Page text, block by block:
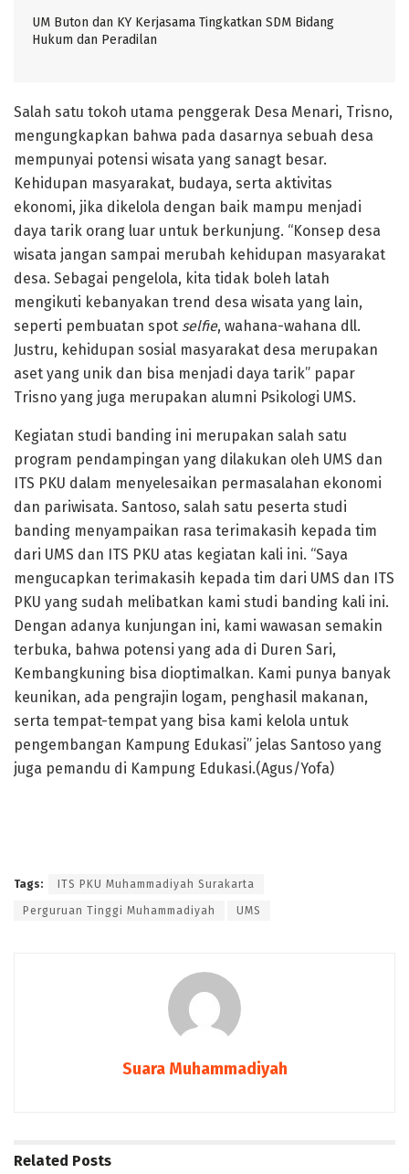
UM Buton dan KY Kerjasama Tingkatkan SDM Bidang
Hukum dan Peradilan
Salah satu tokoh utama penggerak Desa Menari, Trisno,
mengungkapkan bahwa pada dasarnya sebuah desa
mempunyai potensi wisata yang sanagt besar.
Kehidupan masyarakat, budaya, serta aktivitas
ekonomi, jika dikelola dengan baik mampu menjadi
daya tarik orang luar untuk berkunjung. “Konsep desa
wisata jangan sampai merubah kehidupan masyarakat
desa. Sebagai pengelola, kita tidak boleh latah
mengikuti kebanyakan trend desa wisata yang lain,
seperti pembuatan spot selfie, wahana-wahana dll.
Justru, kehidupan sosial masyarakat desa merupakan
aset yang unik dan bisa menjadi daya tarik” papar
Trisno yang juga merupakan alumni Psikologi UMS.
Kegiatan studi banding ini merupakan salah satu
program pendampingan yang dilakukan oleh UMS dan
ITS PKU dalam menyelesaikan permasalahan ekonomi
dan pariwisata. Santoso, salah satu peserta studi
banding menyampaikan rasa terimakasih kepada tim
dari UMS dan ITS PKU atas kegiatan kali ini. “Saya
mengucapkan terimakasih kepada tim dari UMS dan ITS
PKU yang sudah melibatkan kami studi banding kali ini.
Dengan adanya kunjungan ini, kami wawasan semakin
terbuka, bahwa potensi yang ada di Duren Sari,
Kembangkuning bisa dioptimalkan. Kami punya banyak
keunikan, ada pengrajin logam, penghasil makanan,
serta tempat-tempat yang bisa kami kelola untuk
pengembangan Kampung Edukasi” jelas Santoso yang
juga pemandu di Kampung Edukasi.(Agus/Yofa)
Tags: ITS PKU Muhammadiyah Surakarta
Perguruan Tinggi Muhammadiyah UMS
Suara Muhammadiyah
Related Posts